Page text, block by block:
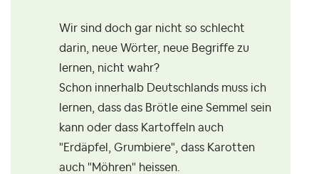
Wir sind doch gar nicht so schlecht
darin, neue Wörter, neue Begriffe zu
lernen, nicht wahr?
Schon innerhalb Deutschlands muss ich
lernen, dass das Brötle eine Semmel sein
kann oder dass Kartoffeln auch
"Erdäpfel, Grumbiere", dass Karotten
auch "Möhren" heissen.